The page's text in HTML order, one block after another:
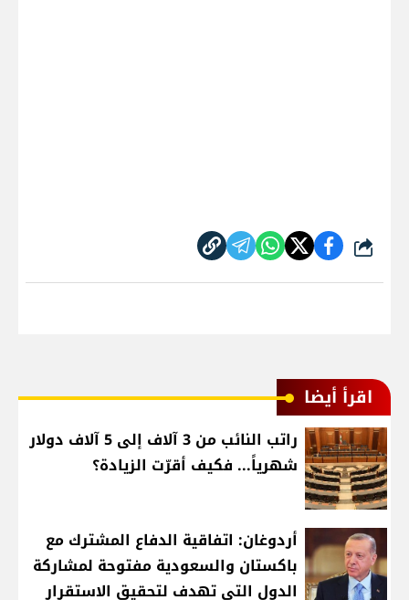
شارك
اقرأ أيضا
راتب النائب من 3 آلاف إلى 5 آلاف دولار
شهرياً... فكيف أقرّت الزيادة؟
أردوغان: اتفاقية الدفاع المشترك مع
باكستان والسعودية مفتوحة لمشاركة
الدول التي تهدف لتحقيق الاستقرار